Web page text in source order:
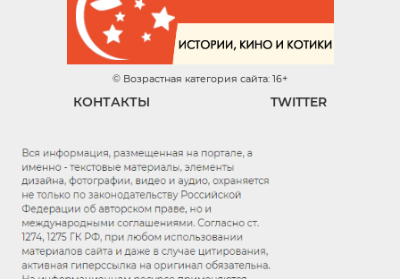
© Возрастная категория сайта: 16+
КОНТАКТЫ TWITTER